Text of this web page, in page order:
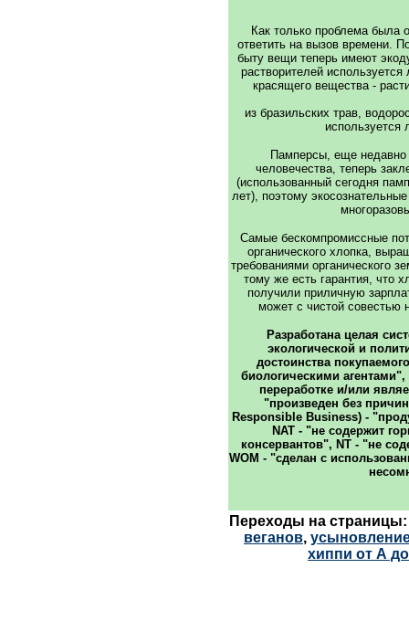
Как только проблема была
ответить на вызов времени.
быту вещи теперь имеют
растворителей
красящего вещества -
из бразильских трав,
используется
Памперсы, еще
человечества, теперь
(использованный сегодня
лет), поэтому
Самые бескомпромиссные
органического хлопка,
требованиями органического
тому же есть гарантия, что
получили приличную
может с чистой совестью
Разработана целая
экологической и
достоинства
биологическими
переработке и/или
"произведен без
Responsible Business) -
NAT - "не содержит
консервантов", NT - "не
WOM - "сделан с
Переходы на
веганов,
хиппи от А